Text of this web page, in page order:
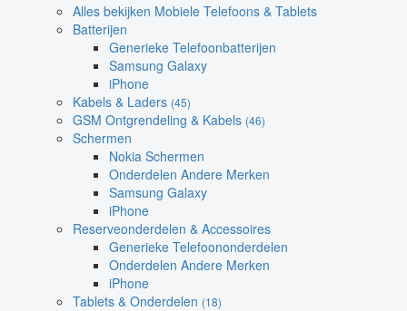
Alles bekijken Mobiele Telefoons & Tablets
Batterijen
Generieke Telefoonbatterijen
Samsung Galaxy
iPhone
Kabels & Laders (45)
GSM Ontgrendeling & Kabels (46)
Schermen
Nokia Schermen
Onderdelen Andere Merken
Samsung Galaxy
iPhone
Reserveonderdelen & Accessoires
Generieke Telefoononderdelen
Onderdelen Andere Merken
iPhone
Tablets & Onderdelen (18)